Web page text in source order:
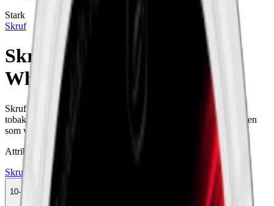
Stark
Skruf
Skruf No. 25 Original Slim
White Portion
Skruf Slim Vit Portion är en normalstarkt slimmat snus med
tobakssmak och toner av bergamott och rosenolja, perfekt för den
som vill ha en mindre prilla.
Attribut
Skruf
Snus
10-pack
493,50 kr
Köp